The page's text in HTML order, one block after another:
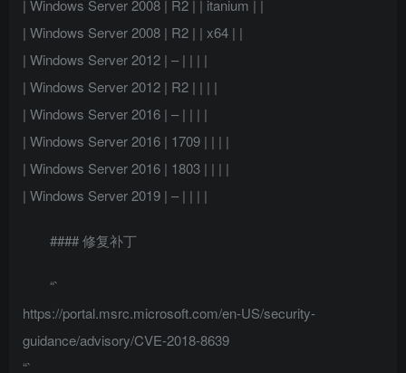
| Windows Server 2008 | R2 | | itanium | |
| Windows Server 2008 | R2 | | x64 | |
| Windows Server 2012 | – | | | |
| Windows Server 2012 | R2 | | | |
| Windows Server 2016 | – | | | |
| Windows Server 2016 | 1709 | | | |
| Windows Server 2016 | 1803 | | | |
| Windows Server 2019 | – | | | |
#### 修复补丁
“`
https://portal.msrc.microsoft.com/en-US/security-
guidance/advisory/CVE-2018-8639
“`